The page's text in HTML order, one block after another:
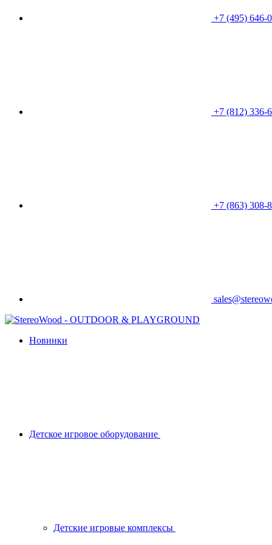
+7 (495) 646-
+7 (812) 336-
+7 (863) 308-
Новинки
Детское игровое оборудование
Детские игровые комплексы